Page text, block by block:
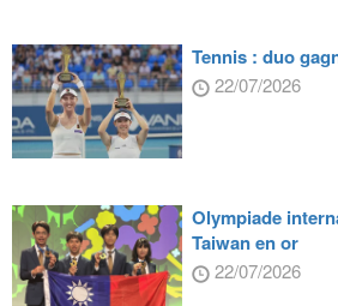
Tennis : duo
22/07/2026
Olympiade
Taiwan en or
22/07/2026